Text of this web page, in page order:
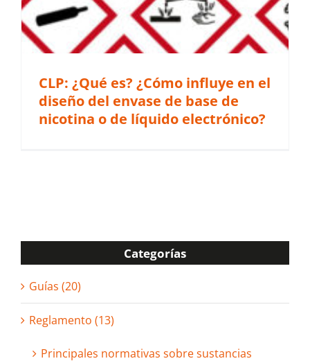
CLP: ¿Qué es? ¿Cómo influye en el
diseño del envase de base de
nicotina o de líquido electrónico?
Categorías
Guías (20)
Reglamento (13)
Principales normativas sobre sustancias